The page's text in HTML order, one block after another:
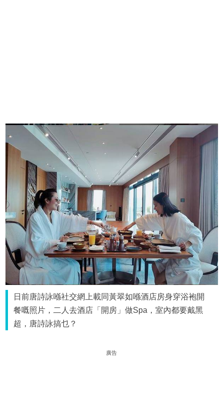
日前唐詩詠喺社交網上載同黃翠如喺酒店房身穿浴袍開
餐嘅照片，二人去酒店「開房」做Spa，室內都要戴黑
超，唐詩詠搞乜？
廣告